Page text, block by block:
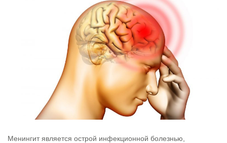
Менингит является острой инфекционной болезнью,